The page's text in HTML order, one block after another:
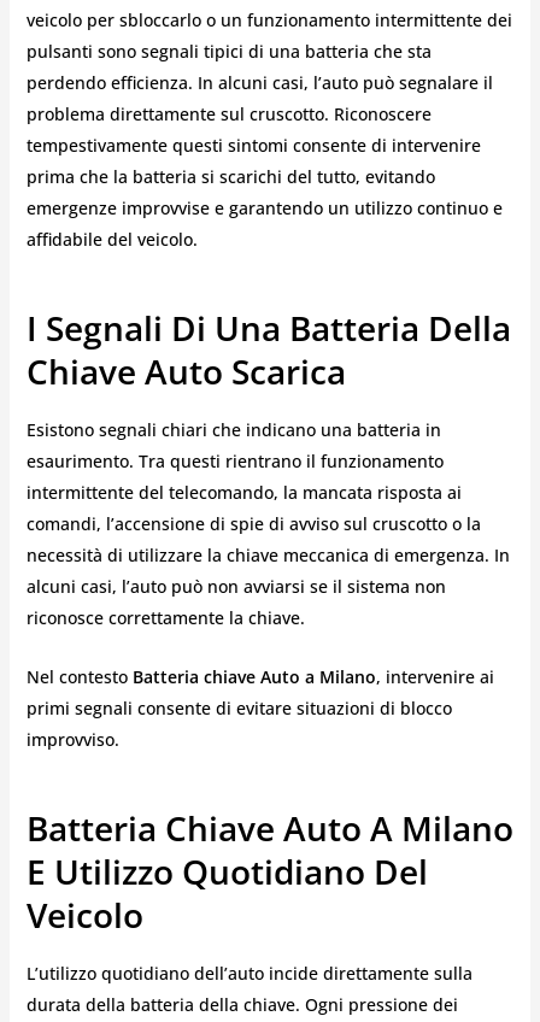
veicolo per sbloccarlo o un funzionamento intermittente dei
pulsanti sono segnali tipici di una batteria che sta
perdendo efficienza. In alcuni casi, l’auto può segnalare il
problema direttamente sul cruscotto. Riconoscere
tempestivamente questi sintomi consente di intervenire
prima che la batteria si scarichi del tutto, evitando
emergenze improvvise e garantendo un utilizzo continuo e
affidabile del veicolo.
I Segnali Di Una Batteria Della
Chiave Auto Scarica
Esistono segnali chiari che indicano una batteria in
esaurimento. Tra questi rientrano il funzionamento
intermittente del telecomando, la mancata risposta ai
comandi, l’accensione di spie di avviso sul cruscotto o la
necessità di utilizzare la chiave meccanica di emergenza. In
alcuni casi, l’auto può non avviarsi se il sistema non
riconosce correttamente la chiave.
Nel contesto Batteria chiave Auto a Milano, intervenire ai
primi segnali consente di evitare situazioni di blocco
improvviso.
Batteria Chiave Auto A Milano
E Utilizzo Quotidiano Del
Veicolo
L’utilizzo quotidiano dell’auto incide direttamente sulla
durata della batteria della chiave. Ogni pressione dei